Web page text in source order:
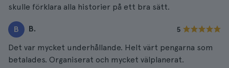
skulle förklara alla historier på ett bra sätt.
B B. 5
Det var mycket underhållande. Helt värt pengarna som
betalades. Organiserat och mycket välplanerat.